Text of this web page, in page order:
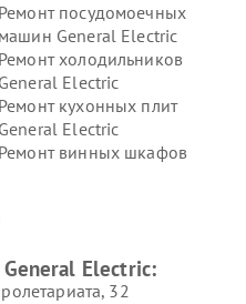
Ремонт посудомоечных
машин General Electric
Ремонт холодильников
General Electric
Ремонт кухонных плит
General Electric
Ремонт винных шкафов
Electric
General Electric:
32